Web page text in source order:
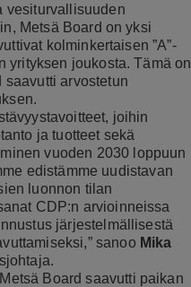
vesiturvallisuuden
Metsä Board on yksi
kolminkertaisen ”A”-
yrityksen joukosta. Tämä on
saavutti arvostetun
joihin
ja tuotteet sekä
vuoden 2030 loppuun
edistämme uudistavan
luonnon tilan
CDP:n arvioinneissa
järjestelmällisestä
sanoo Mika
Board saavutti paikan